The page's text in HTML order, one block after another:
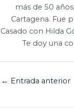
más de 50
Cartagena. Fue
Casado con Hilda
Te doy una
← Entrada anterior